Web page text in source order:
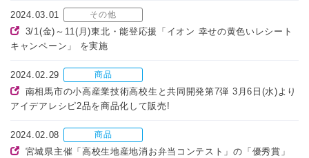
2024.03.01 その他
3/1(金)～11(月)東北・能登応援「イオン 幸せの黄色いレシート
キャンペーン」 を実施
2024.02.29 商品
南相馬市の小高産業技術高校生と共同開発第7弾 3月6日(水)より
アイデアレシピ2品を商品化して販売!
2024.02.08 商品
宮城県主催「高校生地産地消お弁当コンテスト」の「優秀賞」